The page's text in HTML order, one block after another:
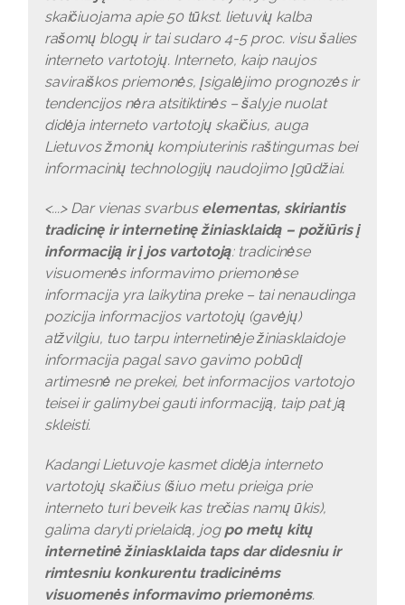
skaičiuojama apie 50 tūkst. lietuvių kalba
rašomų blogų ir tai sudaro 4-5 proc. visu šalies
interneto vartotojų. Interneto, kaip naujos
saviraiškos priemonės, įsigalėjimo prognozės ir
tendencijos nėra atsitiktinės – šalyje nuolat
didėja interneto vartotojų skaičius, auga
Lietuvos žmonių kompiuterinis raštingumas bei
informacinių technologijų naudojimo įgūdžiai.
<...> Dar vienas svarbus elementas, skiriantis
tradicinę ir internetinę žiniasklaidą – požiūris į
informaciją ir į jos vartotoją: tradicinėse
visuomenės informavimo priemonėse
informacija yra laikytina preke – tai nenaudinga
pozicija informacijos vartotojų (gavėjų)
atžvilgiu, tuo tarpu internetinėje žiniasklaidoje
informacija pagal savo gavimo pobūdį
artimesnė ne prekei, bet informacijos vartotojo
teisei ir galimybei gauti informaciją, taip pat ją
skleisti.
Kadangi Lietuvoje kasmet didėja interneto
vartotojų skaičius (šiuo metu prieiga prie
interneto turi beveik kas trečias namų ūkis),
galima daryti prielaidą, jog po metų kitų
internetinė žiniasklaida taps dar didesniu ir
rimtesniu konkurentu tradicinėms
visuomenės informavimo priemonėms.